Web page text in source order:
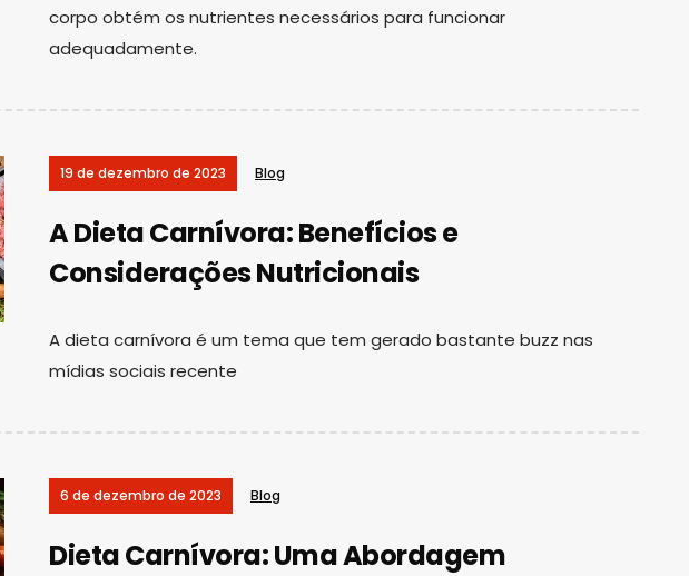
corpo obtém os nutrientes necessários para funcionar
adequadamente.
19 de dezembro de 2023 Blog
A Dieta Carnívora: Benefícios e
Considerações Nutricionais
A dieta carnívora é um tema que tem gerado bastante buzz nas
mídias sociais recente
6 de dezembro de 2023 Blog
Dieta Carnívora: Uma Abordagem